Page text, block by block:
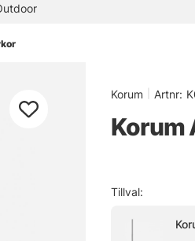
Korum
Artnr:
Korum
Tillval: